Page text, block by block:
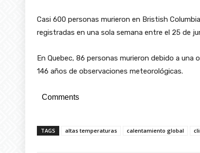
Casi 600 personas murieron en Bristish
registradas en una sola semana entre el 25 de
En Quebec, 86 personas murieron debido a una
146 años de observaciones meteorológicas.
Comments
TAGS altas temperaturas calentamiento global